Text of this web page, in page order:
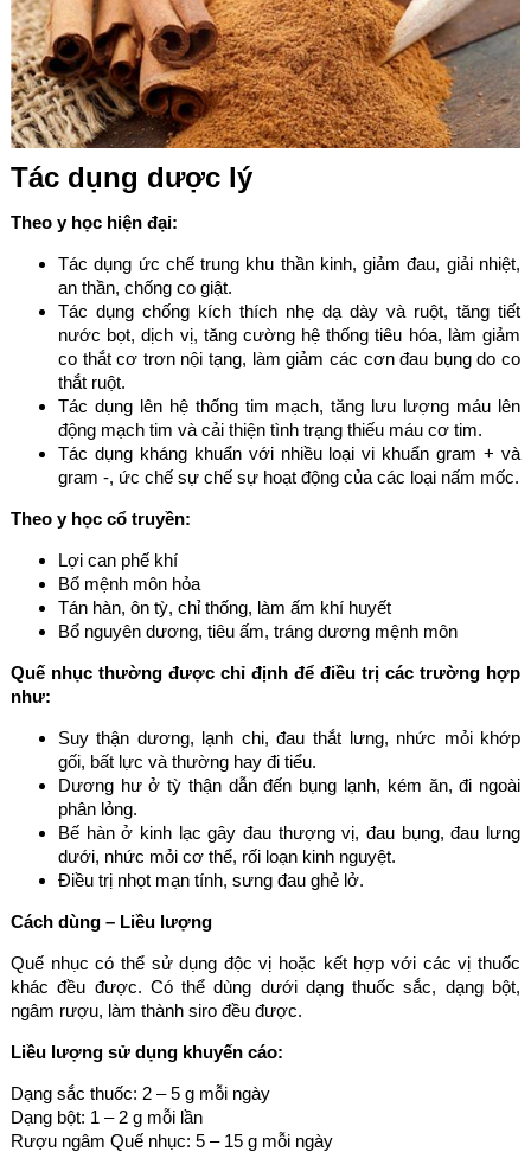
Tác dụng dược lý
Theo y học hiện đại:
Tác dụng ức chế trung khu thần kinh, giảm đau, giải nhiệt,
an thần, chống co giật.
Tác dụng chống kích thích nhẹ dạ dày và ruột, tăng tiết
nước bọt, dịch vị, tăng cường hệ thống tiêu hóa, làm giảm
co thắt cơ trơn nội tạng, làm giảm các cơn đau bụng do co
thắt ruột.
Tác dụng lên hệ thống tim mạch, tăng lưu lượng máu lên
động mạch tim và cải thiện tình trạng thiếu máu cơ tim.
Tác dụng kháng khuẩn với nhiều loại vi khuẩn gram + và
gram -, ức chế sự chế sự hoạt động của các loại nấm mốc.
Theo y học cổ truyền:
Lợi can phế khí
Bổ mệnh môn hỏa
Tán hàn, ôn tỳ, chỉ thống, làm ấm khí huyết
Bổ nguyên dương, tiêu ấm, tráng dương mệnh môn
Quế nhục thường được chỉ định để điều trị các trường hợp
như:
Suy thận dương, lạnh chi, đau thắt lưng, nhức mỏi khớp
gối, bất lực và thường hay đi tiểu.
Dương hư ở tỳ thận dẫn đến bụng lạnh, kém ăn, đi ngoài
phân lỏng.
Bế hàn ở kinh lạc gây đau thượng vị, đau bụng, đau lưng
dưới, nhức mỏi cơ thể, rối loạn kinh nguyệt.
Điều trị nhọt mạn tính, sưng đau ghẻ lở.
Cách dùng – Liều lượng
Quế nhục có thể sử dụng độc vị hoặc kết hợp với các vị thuốc
khác đều được. Có thể dùng dưới dạng thuốc sắc, dạng bột,
ngâm rượu, làm thành siro đều được.
Liều lượng sử dụng khuyến cáo:
Dạng sắc thuốc: 2 – 5 g mỗi ngày
Dạng bột: 1 – 2 g mỗi lần
Rượu ngâm Quế nhục: 5 – 15 g mỗi ngày